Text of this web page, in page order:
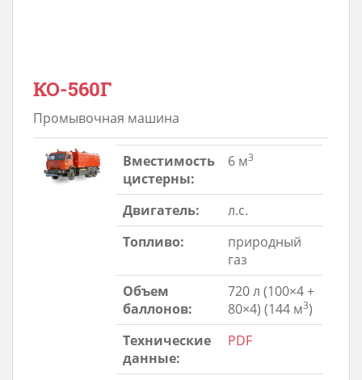
КО-560Г
Промывочная машина
Вместимость
цистерны:
6 м3
Двигатель:
л.с.
Топливо:
природный
газ
Объем
баллонов:
720 л (100×4 +
80×4) (144 м3)
Технические
данные:
PDF